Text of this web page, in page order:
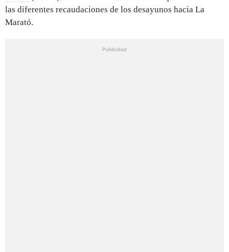
las diferentes recaudaciones de los desayunos hacia La
Marató.